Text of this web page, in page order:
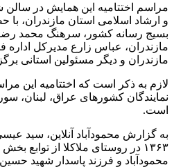
مراسم اختتامیه این همایش در سالن
و ارشاد اسلامی استان مازندران،
بسیج رسانه کشور، سرهنگ محمد
مازندران، عباس زارع مدیرکل اداره
مازندران و دیگر مسئولین استانی
لازم به ذکر است که اختتامیه این
نمایندگان کشورهای عراق، لبنان،
است.
به گزارش محمودآباد آنلاین، سید
۱۳۶۳ در روستای ملاکلا از
محمودآباد و فرزند پاسدار شهید